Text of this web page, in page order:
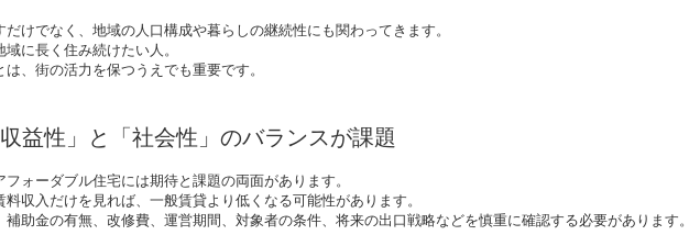
けでなく、地域の人口構成や暮らしの継続性にも関わってきます。
に長く住み続けたい人。
、街の活力を保つうえでも重要です。
益性」と「社会性」のバランスが課題
ォーダブル住宅には期待と課題の両面があります。
収入だけを見れば、一般賃貸より低くなる可能性があります。
助金の有無、改修費、運営期間、対象者の条件、将来の出口戦略などを慎重に確認する必要があります。